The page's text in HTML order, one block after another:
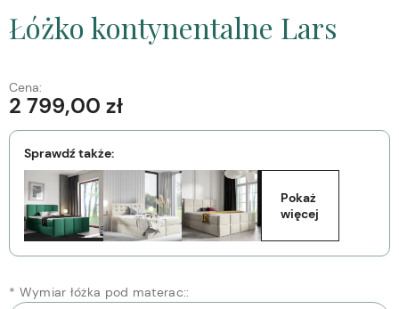
Łóżko kontynentalne Lars
Cena:
2 799,00 zł
Sprawdź także:
Pokaż
więcej
* Wymiar łóżka pod materac::